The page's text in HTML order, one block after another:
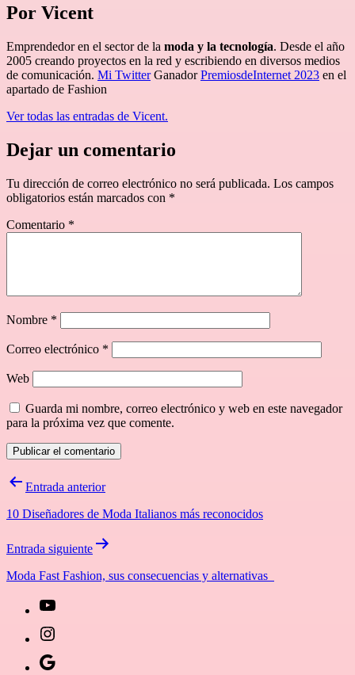
Por Vicent
Emprendedor en el sector de la moda y la tecnología. Desde el año
2005 creando proyectos en la red y escribiendo en diversos medios
de comunicación. Mi TwitterGanadorPremiosdeInternet 2023 en el
apartado de Fashion
Ver todas las entradas de Vicent.
Dejar un comentario
Tu dirección de correo electrónico no será publicada. Los campos
obligatorios están marcados con *
Comentario *
Nombre *
Correo electrónico *
Web
Guarda mi nombre, correo electrónico y web en este navegador
para la próxima vez que comente.
Navegación
entradas
Entrada anterior
10 Diseñadores de Moda Italianos más reconocidos
Entrada siguiente
Moda Fast Fashion, sus consecuencias y alternativas